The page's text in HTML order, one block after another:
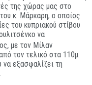
της χώρας μας στο
κ. Μάρκαρη, ο οποίος
του κυπριακού στίβου
να
με τον Μίλαν
τον τελικό στα 110μ.
εξασφαλίζει τη